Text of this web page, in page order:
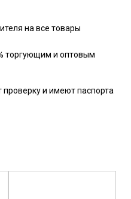
на все товары
торгующим и оптовым
проверкуи имеют паспорта